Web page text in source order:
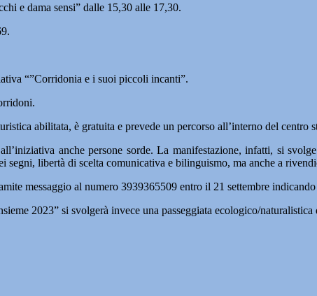
e dama sensi” dalle 15,30 alle 17,30.
“”Corridonia e i suoi piccoli incanti”.
abilitata, è gratuita e prevede un percorso all’interno del centro
anche persone sorde. La manifestazione, infatti, si
libertà di scelta comunicativa e bilinguismo, ma anche a
messaggio al numero 3939365509 entro il 21 settembre
2023” si svolgerà invece una passeggiata ecologico/